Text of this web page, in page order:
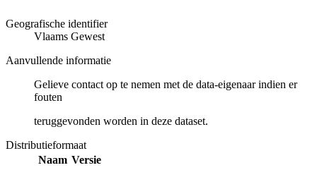
Geografische identifier
Vlaams Gewest
Aanvullende informatie
Gelieve contact op te nemen met de data-eigenaar indien er
fouten
teruggevonden worden in deze dataset.
Distributieformaat
Naam Versie